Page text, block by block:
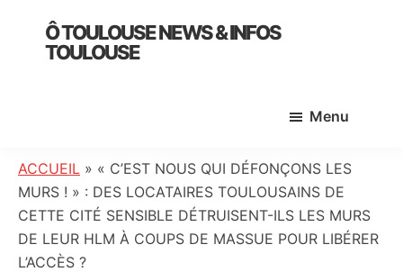
primary
Ô TOULOUSE NEWS & INFOS
TOULOUSE
:
info
locale,
société,
culture,
Menu
ACCUEIL » « C’EST NOUS QUI DÉFONÇONS LES
MURS ! » : DES LOCATAIRES TOULOUSAINS DE
CETTE CITÉ SENSIBLE DÉTRUISENT-ILS LES MURS
DE LEUR HLM À COUPS DE MASSUE POUR LIBÉRER
L’ACCÈS ?